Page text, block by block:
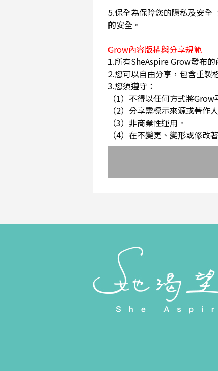
5.保全為保障您的隱私及安
的安全。
Grow內容版權與分享規範
1.所有SheAspire Grow發布
2.您可以自由分享，包含重製
3.您須遵守：
（1）不得以任何方式將
（2）分享需標示來源或著作
（3）非商業性運用。
（4）在不變更、變形或修改